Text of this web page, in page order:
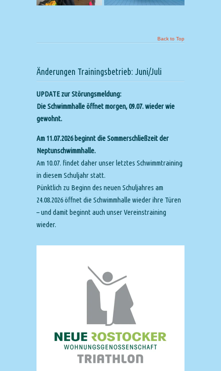
Back to Top
Änderungen Trainingsbetrieb: Juni/Juli
UPDATE zur Störungsmeldung:
Die Schwimmhalle öffnet morgen, 09.07. wieder wie
gewohnt.
Am 11.07.2026 beginnt die Sommerschließzeit der
Neptunschwimmhalle.
Am 10.07. findet daher unser letztes Schwimmtraining
in diesem Schuljahr statt.
Pünktlich zu Beginn des neuen Schuljahres am
24.08.2026 öffnet die Schwimmhalle wieder ihre Türen
– und damit beginnt auch unser Vereinstraining
wieder.